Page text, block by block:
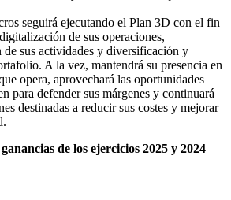
seguirá ejecutando el Plan 3D con el fin
de sus operaciones,
de sus actividades y diversificación y
A la vez, mantendrá su presencia en
opera, aprovechará las oportunidades
para defender sus márgenes y continuará
destinadas a reducir sus costes y mejorar
de los ejercicios 2025 y 2024